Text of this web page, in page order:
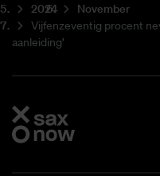
2024
November
Vijfenzeventig procent
aanleiding’